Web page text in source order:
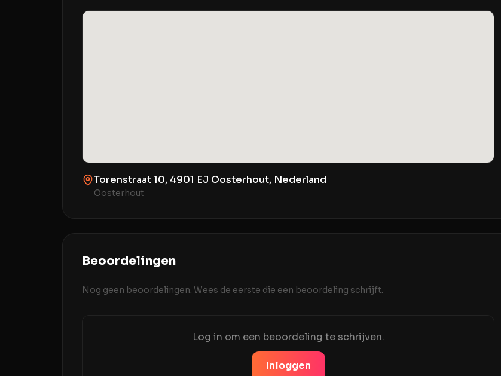
Torenstraat 10, 4901 EJ Oosterhout, Nederland
Oosterhout
Beoordelingen
Nog geen beoordelingen. Wees de eerste die een beoordeling schrijft.
Log in om een beoordeling te schrijven.
Inloggen